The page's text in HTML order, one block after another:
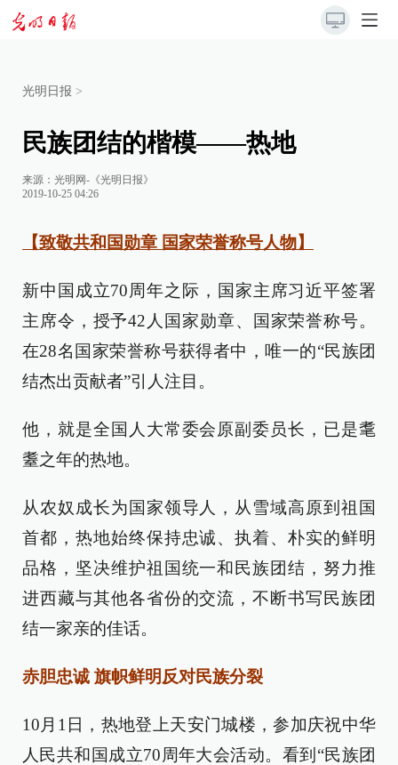
光明日报 >
民族团结的楷模——热地
来源： 光明网-《光明日报》
2019-10-25 04:26
【致敬共和国勋章 国家荣誉称号人物】
新中国成立70周年之际，国家主席习近平签署
主席令，授予42人国家勋章、国家荣誉称号。
在28名国家荣誉称号获得者中，唯一的“民族团
结杰出贡献者”引人注目。
他，就是全国人大常委会原副委员长，已是耄
耋之年的热地。
从农奴成长为国家领导人，从雪域高原到祖国
首都，热地始终保持忠诚、执着、朴实的鲜明
品格，坚决维护祖国统一和民族团结，努力推
进西藏与其他各省份的交流，不断书写民族团
结一家亲的佳话。
赤胆忠诚 旗帜鲜明反对民族分裂
10月1日，热地登上天安门城楼，参加庆祝中华
人民共和国成立70周年大会活动。看到“民族团